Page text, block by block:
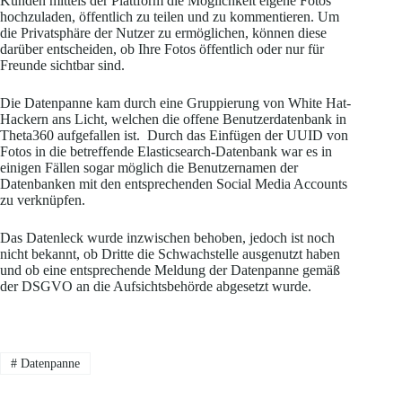
hochzuladen, öffentlich zu teilen und zu kommentieren. Um
die Privatsphäre der Nutzer zu ermöglichen, können diese
darüber entscheiden, ob Ihre Fotos öffentlich oder nur für
Freunde sichtbar sind.
Die Datenpanne kam durch eine Gruppierung von White Hat-
Hackern ans Licht, welchen die offene Benutzerdatenbank in
Theta360 aufgefallen ist. Durch das Einfügen der UUID von
Fotos in die betreffende Elasticsearch-Datenbank war es in
einigen Fällen sogar möglich die Benutzernamen der
Datenbanken mit den entsprechenden Social Media Accounts
zu verknüpfen.
Das Datenleck wurde inzwischen behoben, jedoch ist noch
nicht bekannt, ob Dritte die Schwachstelle ausgenutzt haben
und ob eine entsprechende Meldung der Datenpanne gemäß
der DSGVO an die Aufsichtsbehörde abgesetzt wurde.
#Datenpanne